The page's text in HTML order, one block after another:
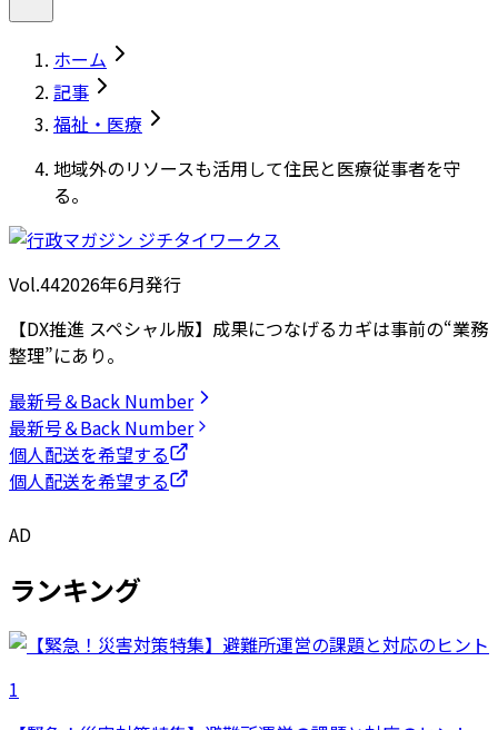
ホーム
記事
福祉・医療
地域外のリソースも活用して住民と医療従事者を守
る。
Vol.442026年6月発行
【DX推進 スペシャル版】成果につなげるカギは事前の“業務
整理”にあり。
最新号＆Back Number
最新号＆Back Number
個人配送を希望する
個人配送を希望する
AD
ランキング
1